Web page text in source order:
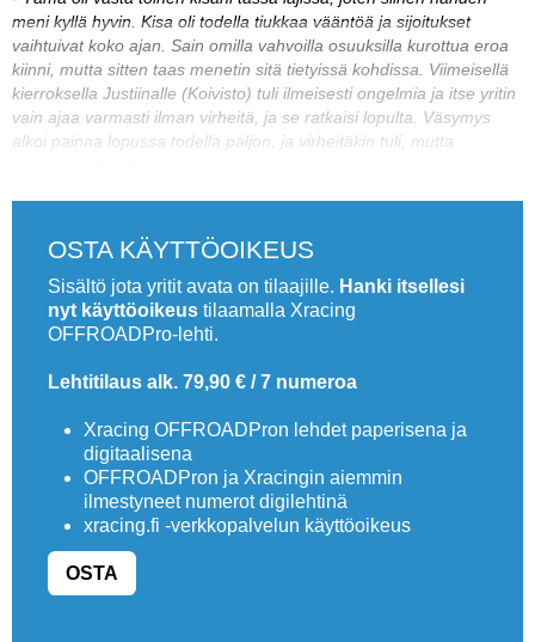
meni kyllä hyvin. Kisa oli todella tiukkaa vääntöä ja sijoitukset
vaihtuivat koko ajan. Sain omilla vahvoilla osuuksilla kurottua eroa
kiinni, mutta sitten taas menetin sitä tietyissä kohdissa. Viimeisellä
kierroksella Justiinalle (Koivisto) tuli ilmeisesti ongelmia ja itse yritin
vain ajaa varmasti ilman virheitä, ja se ratkaisi lopulta. Väsymys
alkoi painaa lopussa todella paljon, ja virheitäkin tuli, mutta
OSTA KÄYTTÖOIKEUS
Sisältö jota yritit avata on tilaajille. Hanki itsellesi
nyt käyttöoikeus tilaamalla Xracing
OFFROADPro-lehti.
Lehtitilaus alk. 79,90 € / 7 numeroa
Xracing OFFROADPron lehdet paperisena ja
digitaalisena
OFFROADPron ja Xracingin aiemmin
ilmestyneet numerot digilehtinä
xracing.fi -verkkopalvelun käyttöoikeus
OSTA